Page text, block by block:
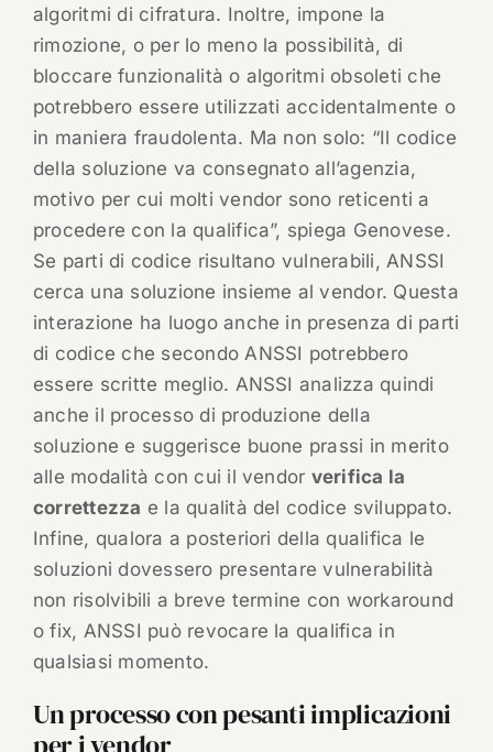
algoritmi di cifratura. Inoltre, impone la
rimozione, o per lo meno la possibilità, di
bloccare funzionalità o algoritmi obsoleti che
potrebbero essere utilizzati accidentalmente o
in maniera fraudolenta. Ma non solo: “Il codice
della soluzione va consegnato all’agenzia,
motivo per cui molti vendor sono reticenti a
procedere con la qualifica”, spiega Genovese.
Se parti di codice risultano vulnerabili, ANSSI
cerca una soluzione insieme al vendor. Questa
interazione ha luogo anche in presenza di parti
di codice che secondo ANSSI potrebbero
essere scritte meglio. ANSSI analizza quindi
anche il processo di produzione della
soluzione e suggerisce buone prassi in merito
alle modalità con cui il vendor verifica la
correttezza e la qualità del codice sviluppato.
Infine, qualora a posteriori della qualifica le
soluzioni dovessero presentare vulnerabilità
non risolvibili a breve termine con workaround
o fix, ANSSI può revocare la qualifica in
qualsiasi momento.
Un processo con pesanti implicazioni